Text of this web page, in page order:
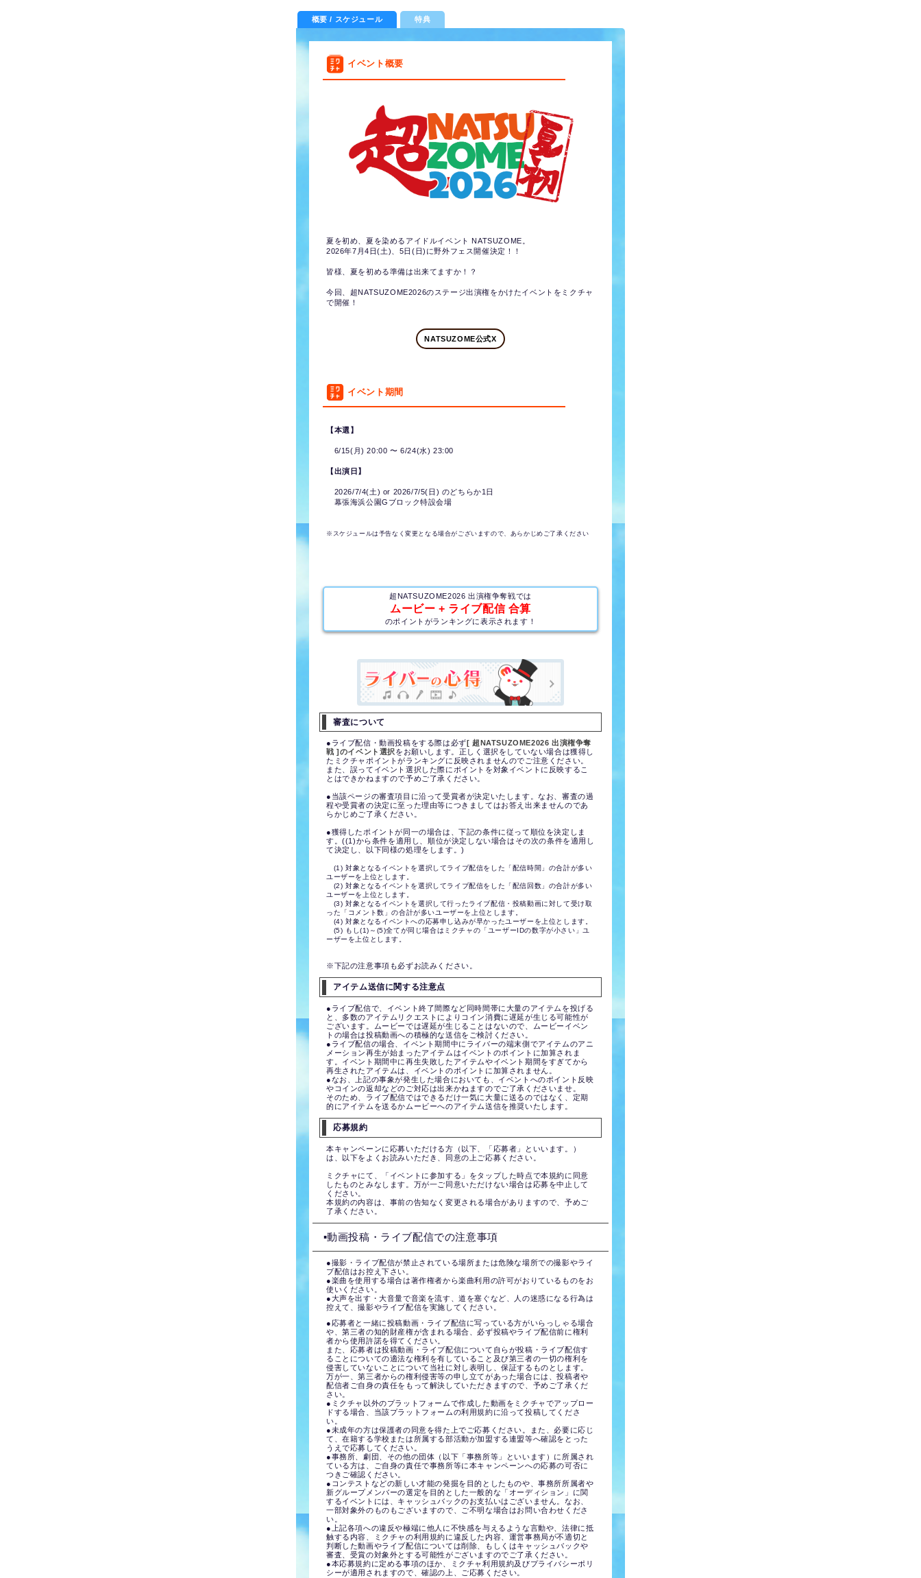
概要 / スケジュール 特典
イベント概要
夏を初め、夏を染めるアイドルイベント NATSUZOME。
2026年7月4日(土)、5日(日)に野外フェス開催決定！！
皆様、夏を初める準備は出来てますか！？
今回、超NATSUZOME2026のステージ出演権をかけたイベントをミクチャ
で開催！
NATSUZOME公式X
イベント期間
【本選】
6/15(月) 20:00 〜 6/24(水) 23:00
【出演日】
2026/7/4(土) or 2026/7/5(日) のどちらか1日
幕張海浜公園Gブロック特設会場
※スケジュールは予告なく変更となる場合がございますので、あらかじめご了承ください
超NATSUZOME2026 出演権争奪戦では
ムービー + ライブ配信 合算
のポイントがランキングに表示されます！
審査について
●ライブ配信・動画投稿をする際は必ず [ 超NATSUZOME2026 出演権争奪
戦 ]のイベント選択をお願いします。正しく選択をしていない場合は獲得し
たミクチャポイントがランキングに反映されませんのでご注意ください。
また、誤ってイベント選択した際にポイントを対象イベントに反映するこ
とはできかねますので予めご了承ください。
●当該ページの審査項目に沿って受賞者が決定いたします。なお、審査の過
程や受賞者の決定に至った理由等につきましてはお答え出来ませんのであ
らかじめご了承ください。
●獲得したポイントが同一の場合は、下記の条件に従って順位を決定しま
す。((1)から条件を適用し、順位が決定しない場合はその次の条件を適用し
て決定し、以下同様の処理をします。)
(1) 対象となるイベントを選択してライブ配信をした「配信時間」の合計が多い
ユーザーを上位とします。
(2) 対象となるイベントを選択してライブ配信をした「配信回数」の合計が多い
ユーザーを上位とします。
(3) 対象となるイベントを選択して行ったライブ配信・投稿動画に対して受け取
った「コメント数」の合計が多いユーザーを上位とします。
(4) 対象となるイベントへの応募申し込みが早かったユーザーを上位とします。
(5) もし(1)～(5)全てが同じ場合はミクチャの「ユーザーIDの数字が小さい」ユ
ーザーを上位とします。
※下記の注意事項も必ずお読みください。
アイテム送信に関する注意点
●ライブ配信で、イベント終了間際など同時間帯に大量のアイテムを投げる
と、多数のアイテムリクエストによりコイン消費に遅延が生じる可能性が
ございます。ムービーでは遅延が生じることはないので、ムービーイベン
トの場合は投稿動画への積極的な送信をご検討ください。
●ライブ配信の場合、イベント期間中にライバーの端末側でアイテムのアニ
メーション再生が始まったアイテムはイベントのポイントに加算されま
す。イベント期間中に再生失敗したアイテムやイベント期間をすぎてから
再生されたアイテムは、イベントのポイントに加算されません。
●なお、上記の事象が発生した場合においても、イベントへのポイント反映
やコインの返却などのご対応は出来かねますのでご了承くださいませ。
そのため、ライブ配信ではできるだけ一気に大量に送るのではなく、定期
的にアイテムを送るかムービーへのアイテム送信を推奨いたします。
応募規約
本キャンペーンに応募いただける方（以下、「応募者」といいます。）
は、以下をよくお読みいただき、同意の上ご応募ください。
ミクチャにて、「イベントに参加する」をタップした時点で本規約に同意
したものとみなします。万が一ご同意いただけない場合は応募を中止して
ください。
本規約の内容は、事前の告知なく変更される場合がありますので、予めご
了承ください。
▪️動画投稿・ライブ配信での注意事項
●撮影・ライブ配信が禁止されている場所または危険な場所での撮影やライ
ブ配信はお控え下さい。
●楽曲を使用する場合は著作権者から楽曲利用の許可がおりているものをお
使いください。
●大声を出す・大音量で音楽を流す、道を塞ぐなど、人の迷惑になる行為は
控えて、撮影やライブ配信を実施してください。
●応募者と一緒に投稿動画・ライブ配信に写っている方がいらっしゃる場合
や、第三者の知的財産権が含まれる場合、必ず投稿やライブ配信前に権利
者から使用許諾を得てください。
また、応募者は投稿動画・ライブ配信について自らが投稿・ライブ配信す
ることについての適法な権利を有していること及び第三者の一切の権利を
侵害していないことについて当社に対し表明し、保証するものとします。
万が一、第三者からの権利侵害等の申し立てがあった場合には、投稿者や
配信者ご自身の責任をもって解決していただきますので、予めご了承くだ
さい。
●ミクチャ以外のプラットフォームで作成した動画をミクチャでアップロー
ドする場合、当該プラットフォームの利用規約に沿って投稿してくださ
い。
●未成年の方は保護者の同意を得た上でご応募ください。また、必要に応じ
て、在籍する学校または所属する部活動が加盟する連盟等へ確認をとった
うえで応募してください。
●事務所、劇団、その他の団体（以下「事務所等」といいます）に所属され
ている方は、ご自身の責任で事務所等に本キャンペーンへの応募の可否に
つきご確認ください。
●コンテストなどの新しい才能の発掘を目的としたものや、事務所所属者や
新グループメンバーの選定を目的とした一般的な「オーディション」に関
するイベントには、キャッシュバックのお支払いはございません。なお、
一部対象外のものもございますので、ご不明な場合はお問い合わせくださ
い。
●上記各項への違反や極端に他人に不快感を与えるような言動や、法律に抵
触する内容、ミクチャの利用規約に違反した内容、運営事務局が不適切と
判断した動画やライブ配信については削除、もしくはキャッシュバックや
審査、受賞の対象外とする可能性がございますのでご了承ください。
●本応募規約に定める事項のほか、ミクチャ利用規約及びプライバシーポリ
シーが適用されますので、確認の上、ご応募ください。